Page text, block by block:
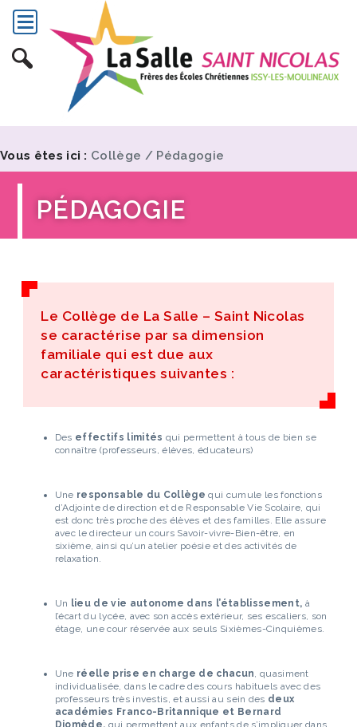
Vous êtes ici : Collège / Pédagogie
PÉDAGOGIE
Le Collège de La Salle – Saint Nicolas
se caractérise par sa dimension
familiale qui est due aux
caractéristiques suivantes :
Des effectifs limités qui permettent à tous de bien se
connaître (professeurs, élèves, éducateurs)
Une responsable du Collège qui cumule les fonctions
d’Adjointe de direction et de Responsable Vie Scolaire, qui
est donc très proche des élèves et des familles. Elle assure
avec le directeur un cours Savoir-vivre-Bien-être, en
sixième, ainsi qu’un atelier poésie et des activités de
relaxation.
Un lieu de vie autonome dans l’établissement, à
l’écart du lycée, avec son accès extérieur, ses escaliers, son
étage, une cour réservée aux seuls Sixièmes-Cinquièmes.
Une réelle prise en charge de chacun , quasiment
individualisée, dans le cadre des cours habituels avec des
professeurs très investis, et aussi au sein des deux
académies Franco-Britannique et Bernard
Diomède, qui permettent aux enfants de s’impliquer dans